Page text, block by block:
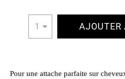
1 AJOUTER
Pour une attache parfaite sur